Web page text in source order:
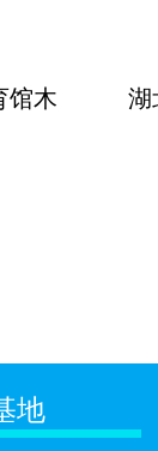
馆木 湖
地